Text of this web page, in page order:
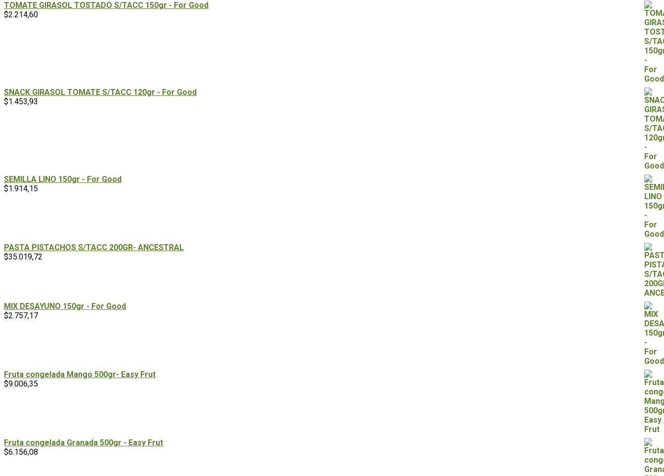
TOMATE GIRASOL TOSTADO S/TACC 150gr - For Good
$2.214,60
SNACK GIRASOL TOMATE S/TACC 120gr - For Good
$1.453,93
SEMILLA LINO 150gr - For Good
$1.914,15
PASTA PISTACHOS S/TACC 200GR- ANCESTRAL
$35.019,72
MIX DESAYUNO 150gr - For Good
$2.757,17
Fruta congelada Mango 500gr- Easy Frut
$9.006,35
Fruta congelada Granada 500gr - Easy Frut
$6.156,08